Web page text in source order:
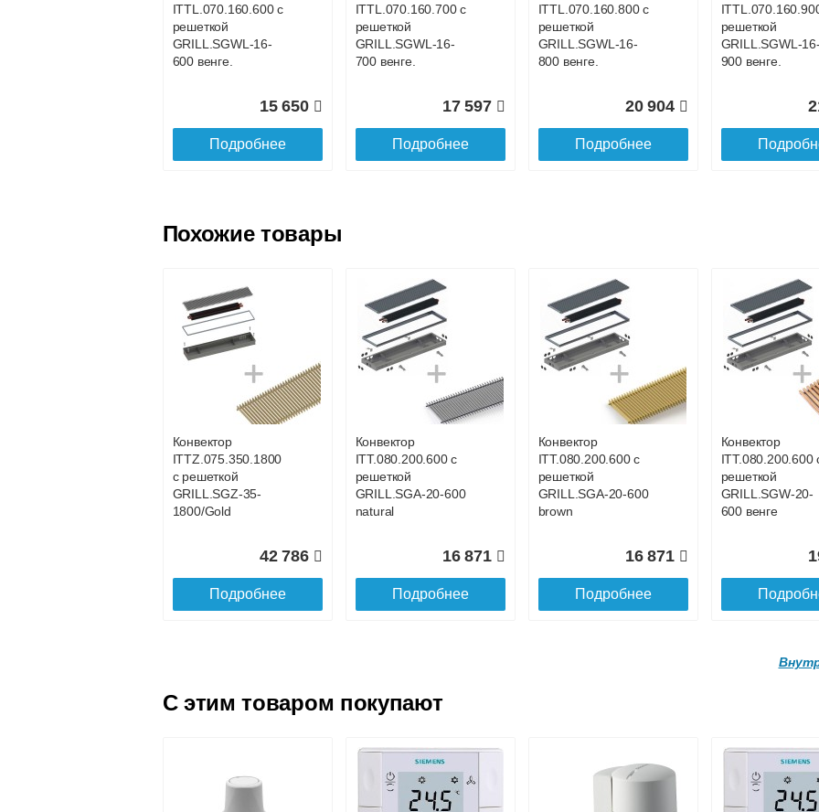
Доставка в регионы России.
ITTL.070.160.600 с
решеткой
GRILL.SGWL-16-
600 венге.
15 650
Подробнее
ITTL.070.160.700 с
решеткой
GRILL.SGWL-16-
700 венге.
17 597
Подробнее
ITTL.070.160.800 с
решеткой
GRILL.SGWL-16-
800 венге.
20 904
Подробнее
решеткой
GRILL.SGWL-16-
900 венге.
Конвектор
ITTL.070.160.1100
GRILL.SGWL-16-
25 101
Подробнее
Конвектор
ITTL.070.160.1200
GRILL.SGWL-16-
27 026
Подробнее
Конвектор
ITTL.070.160.1300
GRILL.SGWL-16-
29 122
Конвектор
GRILL.SGWL-
1600 венге.
Конвектор
с решеткой
GRILL.SGWL-16-
1700 венге.
GRILL.SGWL-16-
с решеткой
GRILL.SGWL-16-
1900 венге.
Похожие товары
Конвектор
ITTZ.075.350.1800
с решеткой
GRILL.SGZ-35-
1800/Gold
42 786
Подробнее
Конвектор
ITT.080.200.600 с
решеткой
GRILL.SGA-20-600
natural
16 871
Подробнее
Конвектор
ITT.080.200.600 с
решеткой
GRILL.SGA-20-600
brown
16 871
Подробнее
Конвектор
ITT.080.200.600
решеткой
GRILL.SGW-20-
600 венге
Конвектор
Конвектор
Конвектор
C этим товаром покупают